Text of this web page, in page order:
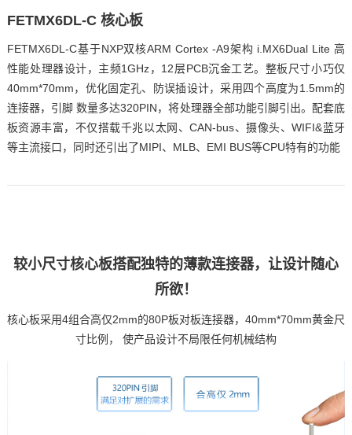
FETMX6DL-C 核心板
FETMX6DL-C基于NXP双核ARM Cortex -A9架构 i.MX6Dual Lite 高
性能处理器设计，主频1GHz，12层PCB沉金工艺。整板尺寸小巧仅
40mm*70mm，优化固定孔、防误插设计，采用四个高度为1.5mm的
连接器， 引脚 数量多达320PIN，将处理器全部功能引脚引出。配套底
板资源丰富，不仅搭载千兆以太网、CAN-bus、摄像头、WIFI&蓝牙
等主流接口，同时还引出了MIPI、MLB、EMI BUS等CPU特有的功能
较小尺寸核心板搭配独特的薄款连接器，让设计随心
所欲！
核心板采用4组合高仅2mm的80P板对板连接器，40mm*70mm黄金尺
寸比例， 使产品设计不局限任何机械结构